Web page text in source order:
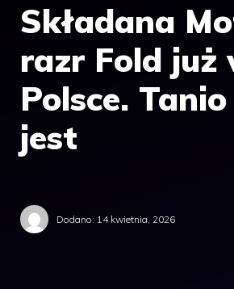
Składana
razr Fold już
Polsce.
jest
Dodano: 14 kwietnia, 2026